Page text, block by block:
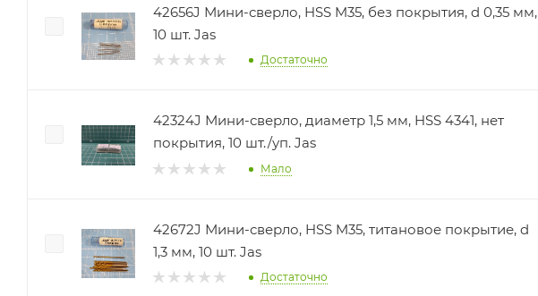
42656J Мини-сверло, HSS M35, без покрытия, d 0,35 мм,
10 шт. Jas
Достаточно
42324J Мини-сверло, диаметр 1,5 мм, HSS 4341, нет
покрытия, 10 шт./уп. Jas
Мало
42672J Мини-сверло, HSS M35, титановое покрытие, d
1,3 мм, 10 шт. Jas
Достаточно